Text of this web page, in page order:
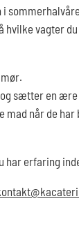
hvilke vagter
sætter en ære
mad når de
har erfaring